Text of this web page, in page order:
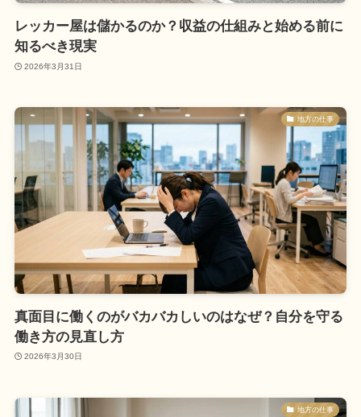
レッカー屋は儲かるのか？収益の仕組みと始める前に
知るべき現実
2026年3月31日
地方の仕事
真面目に働くのがバカバカしいのはなぜ？自分を守る
働き方の見直し方
2026年3月30日
地方の仕事